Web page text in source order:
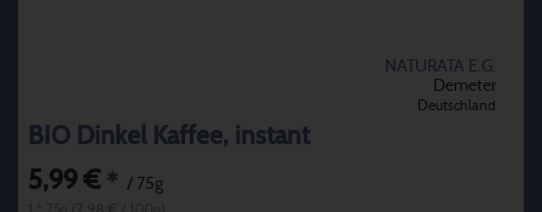
NATURATA E.G.
Demeter
Deutschland
BIO Dinkel Kaffee, instant
5,99 € * / 75g